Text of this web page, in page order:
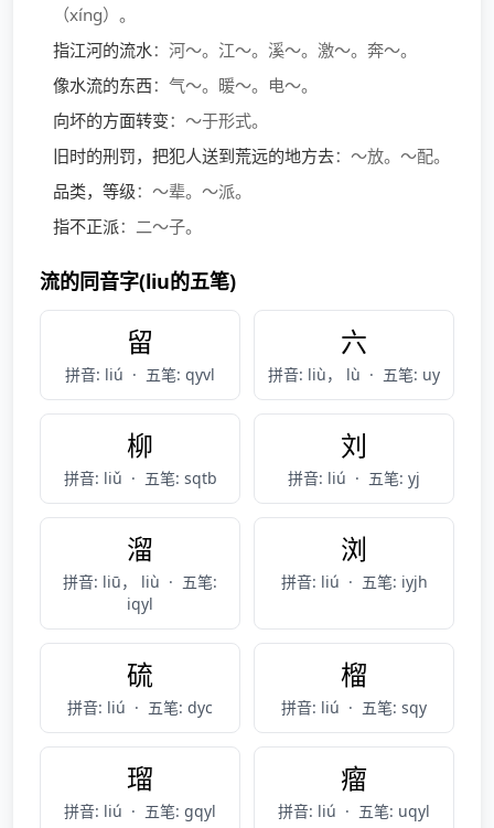
（xíng）。
指江河的流水：河～。江～。溪～。激～。奔～。
像水流的东西：气～。暖～。电～。
向坏的方面转变：～于形式。
旧时的刑罚，把犯人送到荒远的地方去：～放。～配。
品类，等级：～辈。～派。
指不正派：二～子。
流的同音字(liu的五笔)
留
拼音: liú · 五笔: qyvl
六
拼音: liù， lù · 五笔: uy
柳
拼音: liǔ · 五笔: sqtb
刘
拼音: liú · 五笔: yj
溜
拼音: liū， liù · 五笔:
iqyl
浏
拼音: liú · 五笔: iyjh
硫
拼音: liú · 五笔: dyc
榴
拼音: liú · 五笔: sqy
瑠
拼音: liú · 五笔: gqyl
瘤
拼音: liú · 五笔: uqyl